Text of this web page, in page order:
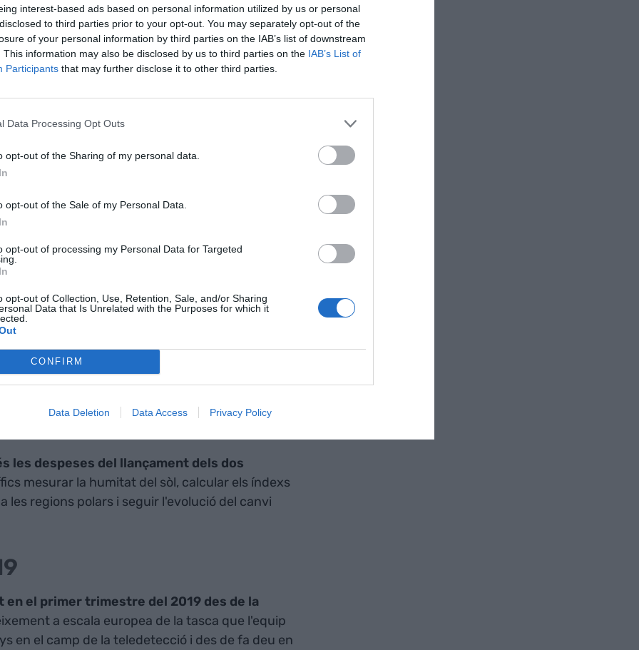
interest-based ads based on personal information utilized by us or personal
to third parties prior to your opt-out. You may separately opt-out of the
of your personal information by third parties on the IAB’s list of downstream
This information may also be disclosed by us to third parties on the IAB’s List of
Participants that may further disclose it to other third parties.
Data Processing Opt Outs
opt-out of the Sharing of my personal data.
opt-out of the Sale of my Personal Data.
opt-out of processing my Personal Data for Targeted
opt-out of Collection, Use, Retention, Sale, and/or Sharing
Data that Is Unrelated with the Purposes for which it
CONFIRM
Data Deletion Data Access Privacy Policy
de laUniversitat Politècnica de
, ha guanyat el premi
Challenge Awards, considerats els
una nova família de satèl·lits coneguda
innovadores que facilitin les missions
la categoria més important dels premis
la universitat en un comunicat.
dimarts a Tallin (Estònia) en el marc de la
de l'Espai 2017
a bord.
ambAlessandro Golkar, professor
i Tecnologia de Skolkovo (Rússia), ha estat
les despeses del llançament dels dos
mesurar la humitat del sòl, calcular els índexs
les regions polars i seguir l'evolució del canvi
el primer trimestre del 2019 des de la
a escala europea de la tasca que l'equip
en el camp de la teledetecció i des de fa deu en